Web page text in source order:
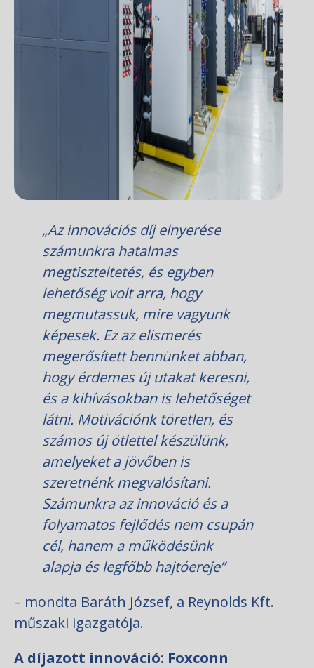
„Az innovációs díj elnyerése
számunkra hatalmas
megtiszteltetés, és egyben
lehetőség volt arra, hogy
megmutassuk, mire vagyunk
képesek. Ez az elismerés
megerősített bennünket abban,
hogy érdemes új utakat keresni,
és a kihívásokban is lehetőséget
látni. Motivációnk töretlen, és
számos új ötlettel készülünk,
amelyeket a jövőben is
szeretnénk megvalósítani.
Számunkra az innováció és a
folyamatos fejlődés nem csupán
cél, hanem a működésünk
alapja és legfőbb hajtóereje”
– mondta Baráth József, a Reynolds Kft.
műszaki igazgatója.
A díjazott innováció: Foxconn